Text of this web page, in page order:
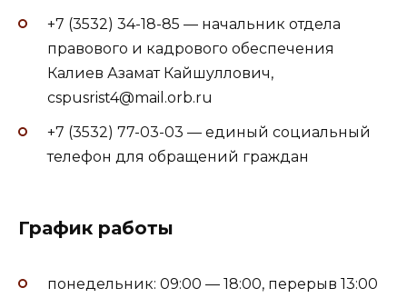
+7 (3532) 34-18-85 — начальник отдела
правового и кадрового обеспечения
Калиев Азамат Кайшуллович,
cspusrist4@mail.orb.ru
+7 (3532) 77-03-03 — единый социальный
телефон для обращений граждан
График работы
понедельник: 09:00 — 18:00, перерыв 13:00